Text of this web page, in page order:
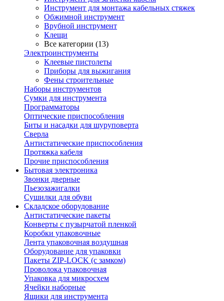
Инструмент для монтажа кабельных стяжек
Обжимной инструмент
Врубной инструмент
Клещи
Все категории (13)
Электроинструменты
Клеевые пистолеты
Приборы для выжигания
Фены строительные
Наборы инструментов
Сумки для инструмента
Программаторы
Оптические приспособления
Биты и насадки для шуруповерта
Сверла
Антистатические приспособления
Протяжка кабеля
Прочие приспособления
Бытовая электроника
Звонки дверные
Пьезозажигалки
Сушилки для обуви
Складское оборудование
Антистатические пакеты
Конверты с пузырчатой пленкой
Коробки упаковочные
Лента упаковочная воздушная
Оборудование для упаковки
Пакеты ZIP-LOCK (с замком)
Проволока упаковочная
Упаковка для микросхем
Ячейки наборные
Ящики для инструмента